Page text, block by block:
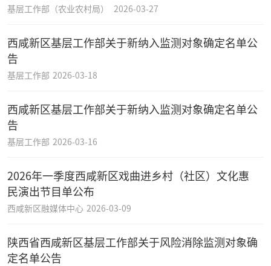
基层工作部（农业农村局） 2026-03-27
西咸新区基层工作部关于新纳入监测对象确定名单公
告
基层工作部 2026-03-18
西咸新区基层工作部关于新纳入监测对象确定名单公
告
基层工作部 2026-03-16
2026年一季度西咸新区戏曲进乡村（社区）文化惠
民演出节目单公布
西咸新区融媒体中心 2026-03-09
陕西省西咸新区基层工作部关于风险消除监测对象确
定名单公告